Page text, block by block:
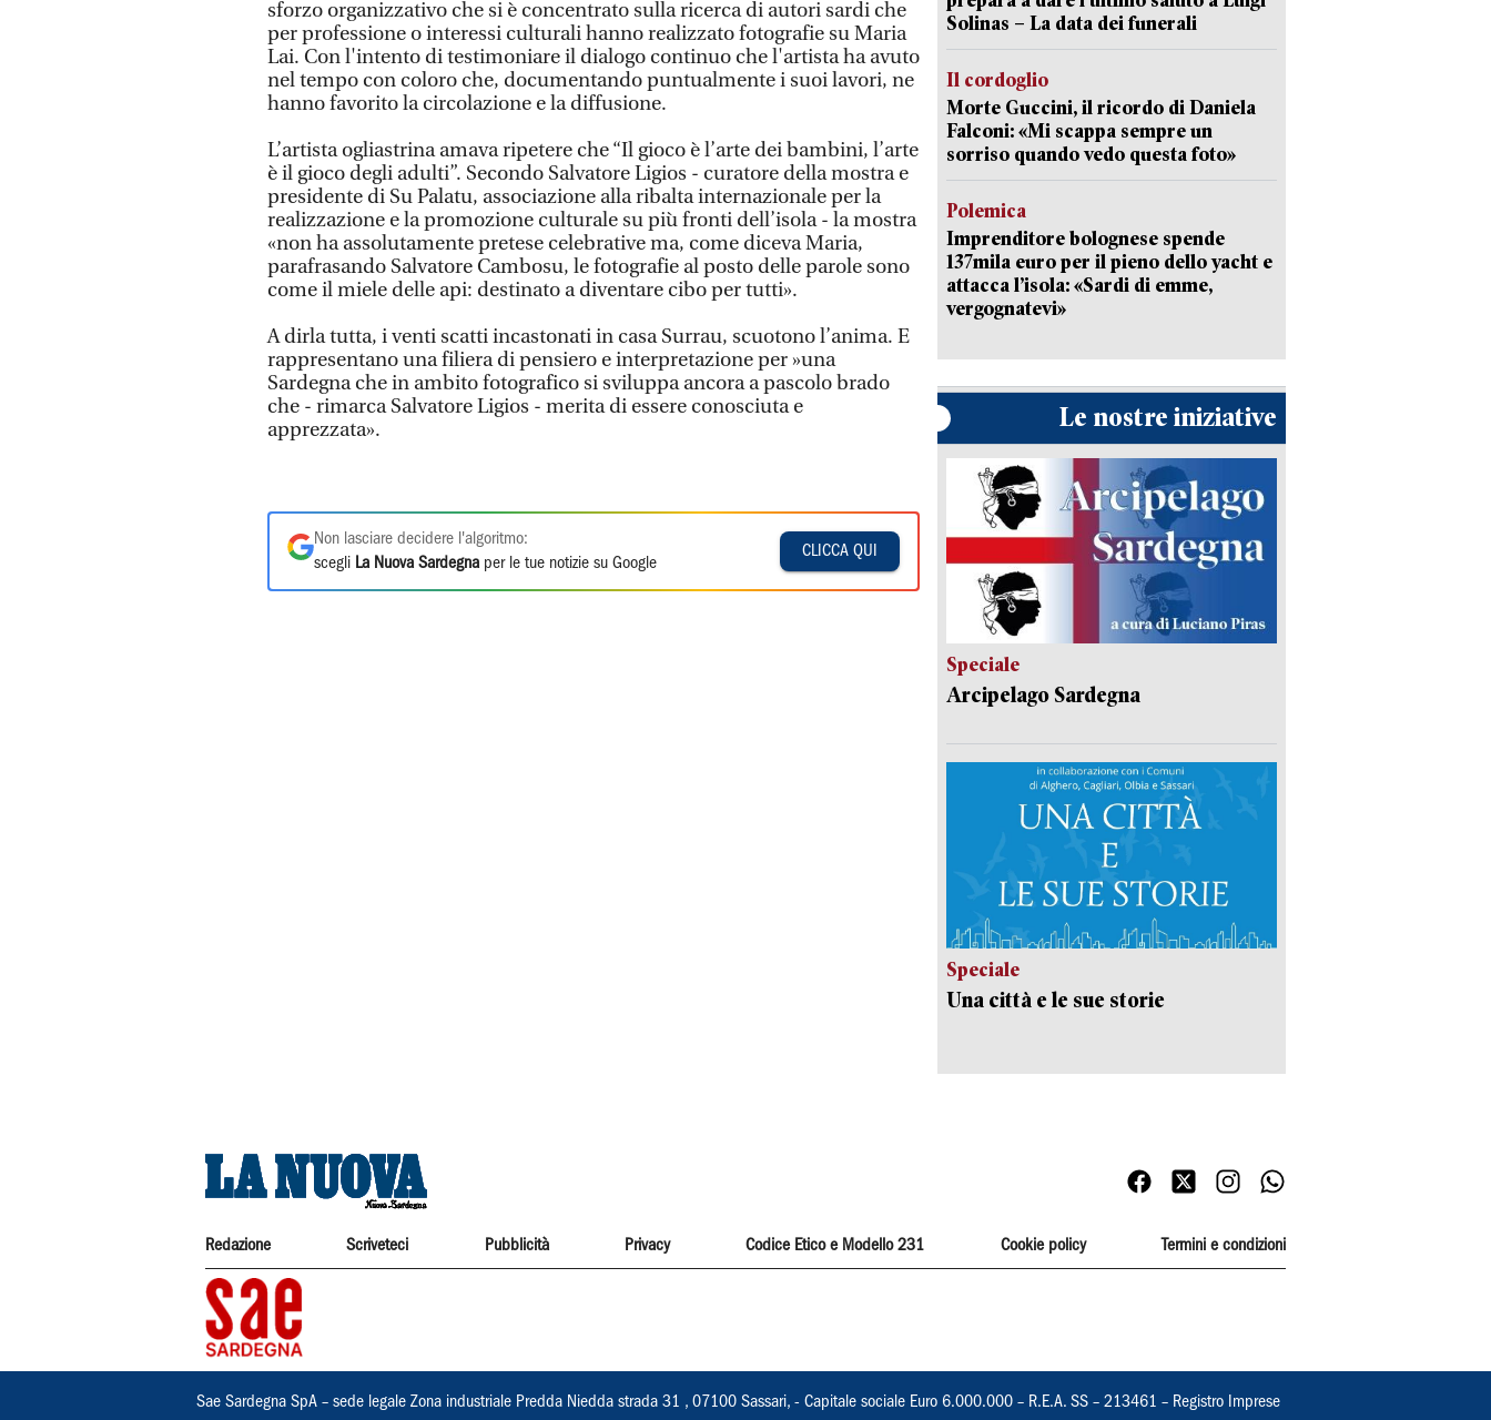
sforzo organizzativo che si è concentrato sulla ricerca di autori sardi che
per professione o interessi culturali hanno realizzato fotografie su Maria
Lai. Con l'intento di testimoniare il dialogo continuo che l'artista ha avuto
nel tempo con coloro che, documentando puntualmente i suoi lavori, ne
hanno favorito la circolazione e la diffusione.
L’artista ogliastrina amava ripetere che “Il gioco è l’arte dei bambini, l’arte
è il gioco degli adulti”. Secondo Salvatore Ligios - curatore della mostra e
presidente di Su Palatu, associazione alla ribalta internazionale per la
realizzazione e la promozione culturale su più fronti dell’isola - la mostra
«non ha assolutamente pretese celebrative ma, come diceva Maria,
parafrasando Salvatore Cambosu, le fotografie al posto delle parole sono
come il miele delle api: destinato a diventare cibo per tutti».
A dirla tutta, i venti scatti incastonati in casa Surrau, scuotono l’anima. E
rappresentano una filiera di pensiero e interpretazione per »una
Sardegna che in ambito fotografico si sviluppa ancora a pascolo brado
che - rimarca Salvatore Ligios - merita di essere conosciuta e
apprezzata».
Non lasciare decidere l'algoritmo:
scegli La Nuova Sardegna per le tue notizie su Google
CLICCA QUI
Solinas – La data dei funerali
Il cordoglio
Morte Guccini, il ricordo di Daniela
Falconi: «Mi scappa sempre un
sorriso quando vedo questa foto»
Polemica
Imprenditore bolognese spende
137mila euro per il pieno dello yacht e
attacca l’isola: «Sardi di emme,
vergognatevi»
Le nostre iniziative
Speciale
Arcipelago Sardegna
Speciale
Una città e le sue storie
Redazione Scriveteci Pubblicità Privacy Codice Etico e Modello 231 Cookie policy Termini e condizioni
Sae Sardegna SpA – sede legale Zona industriale Predda Niedda strada 31 , 07100 Sassari, - Capitale sociale Euro 6.000.000 – R.E.A. SS – 213461 – Registro Imprese